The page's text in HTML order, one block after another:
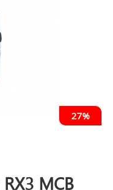
27%
MCB